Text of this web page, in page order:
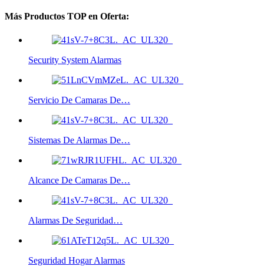
Más Productos TOP en Oferta:
Security System Alarmas
Servicio De Camaras De…
Sistemas De Alarmas De…
Alcance De Camaras De…
Alarmas De Seguridad…
Seguridad Hogar Alarmas